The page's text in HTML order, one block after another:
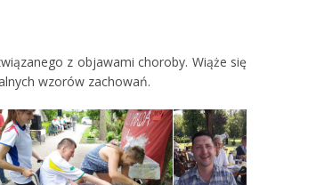
z objawami choroby. Wiąże się
wzorów zachowań.